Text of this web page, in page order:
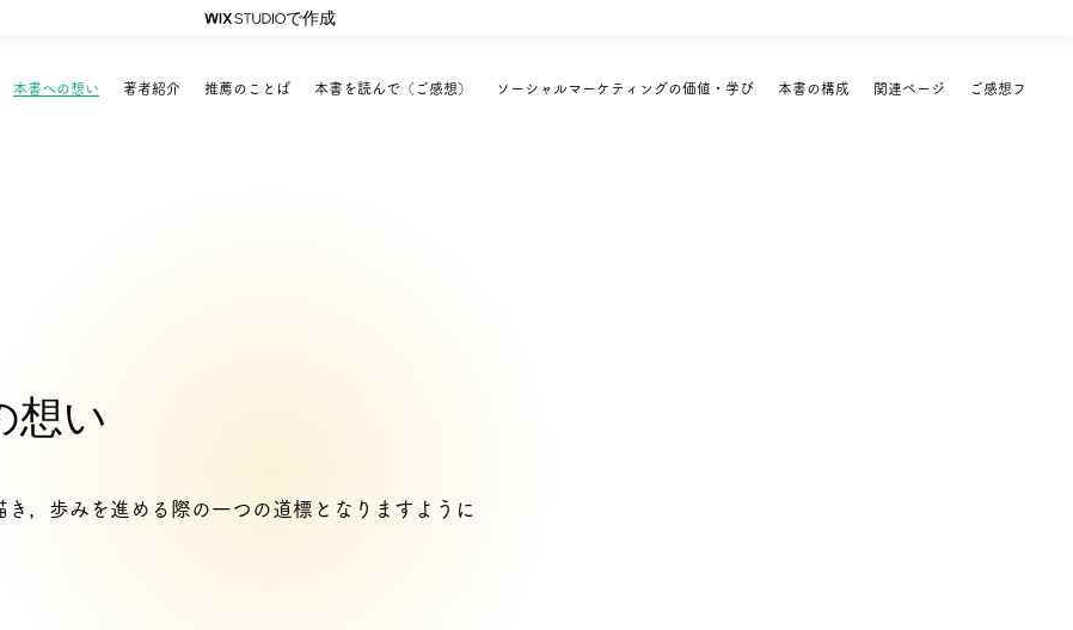
で作成
本書への想い 著者紹介 推薦のことば 本書を読んで（ご感想） ソーシャルマーケティングの価値・学び 本書の構成 関連ページ ご感想フォーム
想い
き，歩みを進める際の一つの道標となりますように